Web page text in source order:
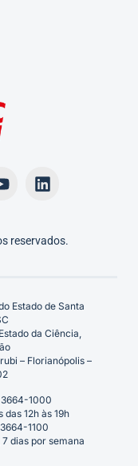
reservados.
Estado de Santa
da Ciência,
– Florianópolis –
3664-1000
12h às 19h
1100
dias por semana